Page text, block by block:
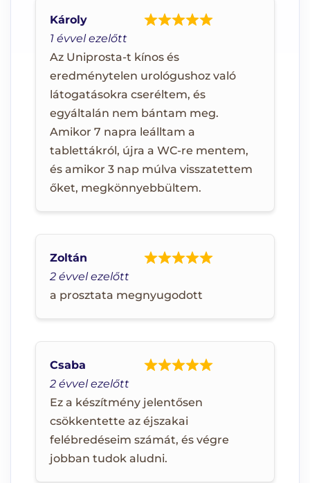
1 évvel ezelőtt
Az Uniprosta-t kínos és
eredménytelen urológushoz való
látogatásokra cseréltem, és
egyáltalán nem bántam meg.
Amikor 7 napra leálltam a
tablettákról, újra a WC-re mentem,
és amikor 3 nap múlva visszatettem
őket, megkönnyebbültem.
Károly
2 évvel ezelőtt
a prosztata megnyugodott
Zoltán
2 évvel ezelőtt
Ez a készítmény jelentősen
csökkentette az éjszakai
felébredéseim számát, és végre
jobban tudok aludni.
Csaba